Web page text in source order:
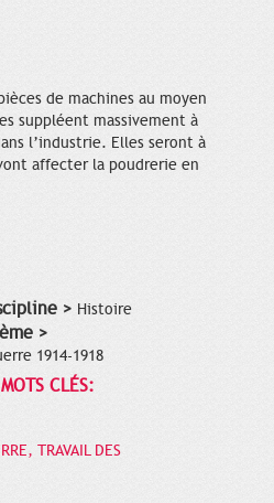
de machines au moyen
suppléent massivement à
l’industrie. Elles seront à
affecter la poudrerie en
> Histoire
>
1914-1918
MOTS CLÉS:
TRAVAIL DES